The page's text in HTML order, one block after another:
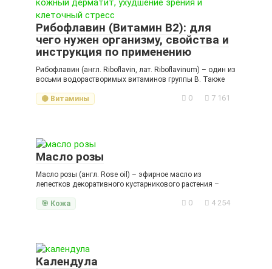
Рибофлавин (Витамин B2): для
чего нужен организму, свойства и
инструкция по применению
Рибофлавин (англ. Riboflavin, лат. Riboflavinum) – один из
восьми водорастворимых витаминов группы B. Также
🟡 Витамины 0 7 161
Масло розы
Масло розы (англ. Rose oil) – эфирное масло из
лепестков декоративного кустарникового растения –
🎯 Кожа 0 4 254
Календула